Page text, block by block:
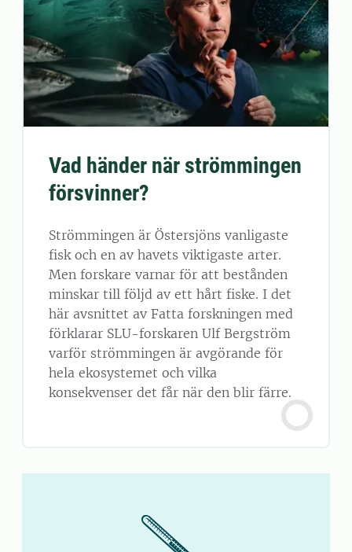
Vad händer när strömmingen
försvinner?
Strömmingen är Östersjöns vanligaste
fisk och en av havets viktigaste arter.
Men forskare varnar för att bestånden
minskar till följd av ett hårt fiske. I det
här avsnittet av Fatta forskningen med
förklarar SLU-forskaren Ulf Bergström
varför strömmingen är avgörande för
hela ekosystemet och vilka
konsekvenser det får när den blir färre.